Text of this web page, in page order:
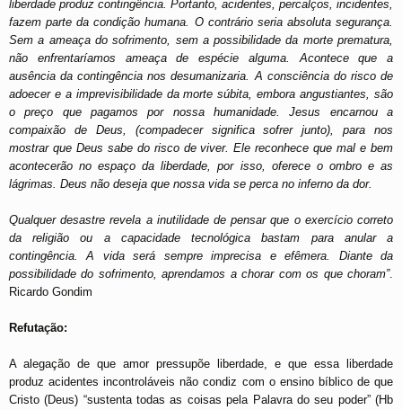
liberdade produz contingência. Portanto, acidentes, percalços, incidentes,
fazem parte da condição humana. O contrário seria absoluta segurança.
Sem a ameaça do sofrimento, sem a possibilidade da morte prematura,
não enfrentaríamos ameaça de espécie alguma. Acontece que a
ausência da contingência nos desumanizaria. A consciência do risco de
adoecer e a imprevisibilidade da morte súbita, embora angustiantes, são
o preço que pagamos por nossa humanidade. Jesus encarnou a
compaixão de Deus, (compadecer significa sofrer junto), para nos
mostrar que Deus sabe do risco de viver. Ele reconhece que mal e bem
acontecerão no espaço da liberdade, por isso, oferece o ombro e as
lágrimas. Deus não deseja que nossa vida se perca no inferno da dor.
Qualquer desastre revela a inutilidade de pensar que o exercício correto
da religião ou a capacidade tecnológica bastam para anular a
contingência. A vida será sempre imprecisa e efêmera. Diante da
possibilidade do sofrimento, aprendamos a chorar com os que choram”.
Ricardo Gondim
Refutação:
A alegação de que amor pressupõe liberdade, e que essa liberdade
produz acidentes incontroláveis não condiz com o ensino bíblico de que
Cristo (Deus) “sustenta todas as coisas pela Palavra do seu poder” (Hb